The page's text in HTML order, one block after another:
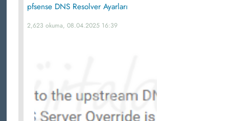
pfsense DNS Resolver Ayarları
2,623 okuma, 08.04.2025 16:39